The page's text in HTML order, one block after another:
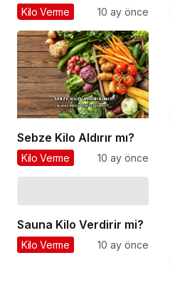
Yazın mı?
Kilo Verme 10 ay önce
Sebze Kilo Aldırır mı?
Kilo Verme 10 ay önce
Sauna Kilo Verdirir mi?
Kilo Verme 10 ay önce